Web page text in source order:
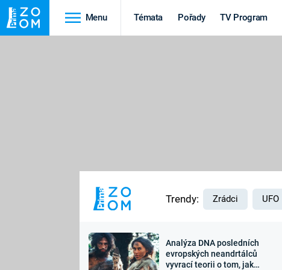
Menu Témata Pořady TV Program
Výročí
Trendy: Zrádci UFO
Analýza DNA posledních
evropských neandrtálců
vyvrací teorii o tom, jak